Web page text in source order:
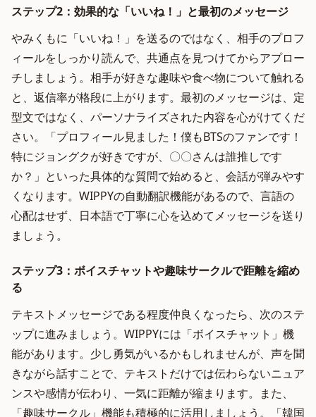
ステップ2：効果的な「いいね！」と最初のメッセージ
やみくもに「いいね！」を送るのではなく、相手のプロフ
ィールをしっかり読んで、共通点を見つけてからアプロー
チしましょう。相手が好きな趣味や食べ物について触れる
と、返信率が格段に上がります。最初のメッセージは、定
型文ではなく、パーソナライズされた内容を心がけてくだ
さい。「プロフィール見ました！僕もBTSのファンです！
特にジョングクが好きですが、〇〇さんは誰推しです
か？」といった具体的な質問で始めると、会話が弾みやす
くなります。WIPPYの自動翻訳機能があるので、言語の
心配はせず、日本語で丁寧に心を込めてメッセージを送り
ましょう。
ステップ3：ボイスチャットや趣味サークルで距離を縮め
る
テキストメッセージである程度仲良くなったら、次のステ
ップに進みましょう。WIPPYには「ボイスチャット」機
能があります。少し勇気がいるかもしれませんが、声を聞
きながら話すことで、テキストだけでは伝わらないニュア
ンスや感情が伝わり、一気に距離が縮まります。また、
「趣味サークル」機能も積極的に活用しましょう。「韓国